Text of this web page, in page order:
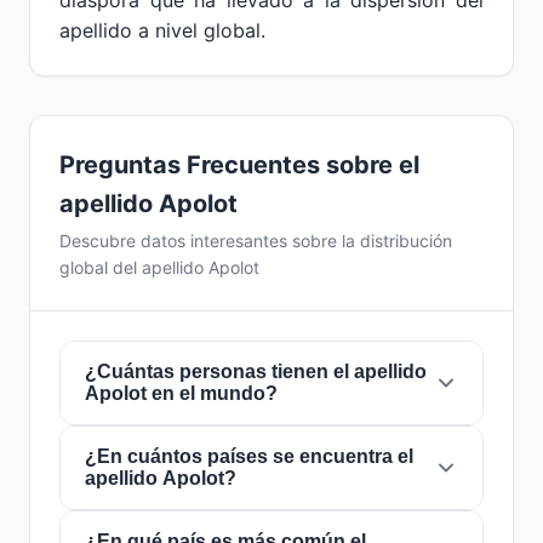
apellido a nivel global.
Preguntas Frecuentes sobre el
apellido Apolot
Descubre datos interesantes sobre la distribución
global del apellido Apolot
¿Cuántas personas tienen el apellido
Apolot en el mundo?
Actualmente hay aproximadamente30.600
personascon el apellido
mundo. Esto significa que aproximadamente 1
¿En cuántos países se encuentra el
apellido Apolot?